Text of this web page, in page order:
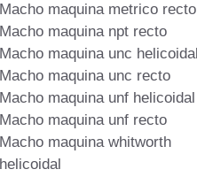
Macho maquina metrico recto
Macho maquina npt recto
Macho maquina unc helicoidal
Macho maquina unc recto
Macho maquina unf helicoidal
Macho maquina unf recto
Macho maquina whitworth
helicoidal